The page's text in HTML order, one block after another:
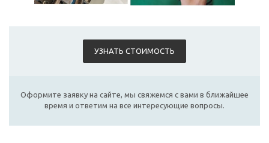
УЗНАТЬ СТОИМОСТЬ
Оформите заявку на сайте, мы свяжемся с вами в ближайшее
время и ответим на все интересующие вопросы.